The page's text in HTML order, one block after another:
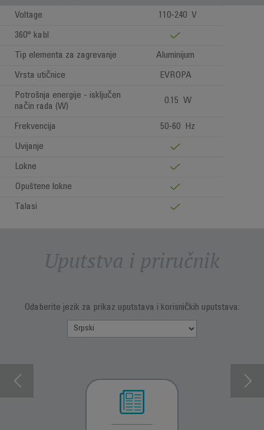
Voltage 110-240 V
360° kabl
Tip elementa za zagrevanje Aluminijum
Vrsta utičnice EVROPA
Potrošnja energije - isključen
način rada (W)
0.15 W
Frekvencija 50-60 Hz
Uvijanje
Lokne
Opuštene lokne
Talasi
Uputstva i priručnik
Odaberite jezik za prikaz uputstava i korisničkih uputstava: